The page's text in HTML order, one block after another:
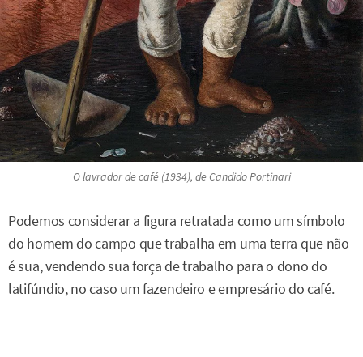
O lavrador de café (1934), de Candido Portinari
Podemos considerar a figura retratada como um símbolo
do homem do campo que trabalha em uma terra que não
é sua, vendendo sua força de trabalho para o dono do
latifúndio, no caso um fazendeiro e empresário do café.